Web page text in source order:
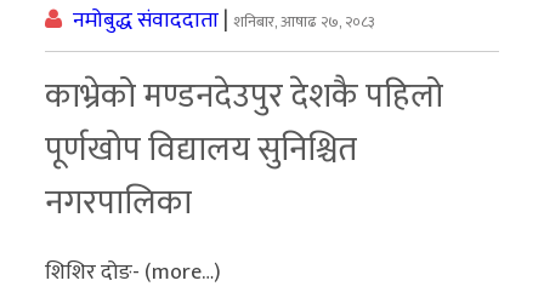
नमोबुद्ध संवाददाता|शनिबार, आषाढ २७, २०८३
काभ्रेको मण्डनदेउपुर देशकै पहिलो
पूर्णखोप विद्यालय सुनिश्चित
नगरपालिका
शिशिर दोङ- (more…)